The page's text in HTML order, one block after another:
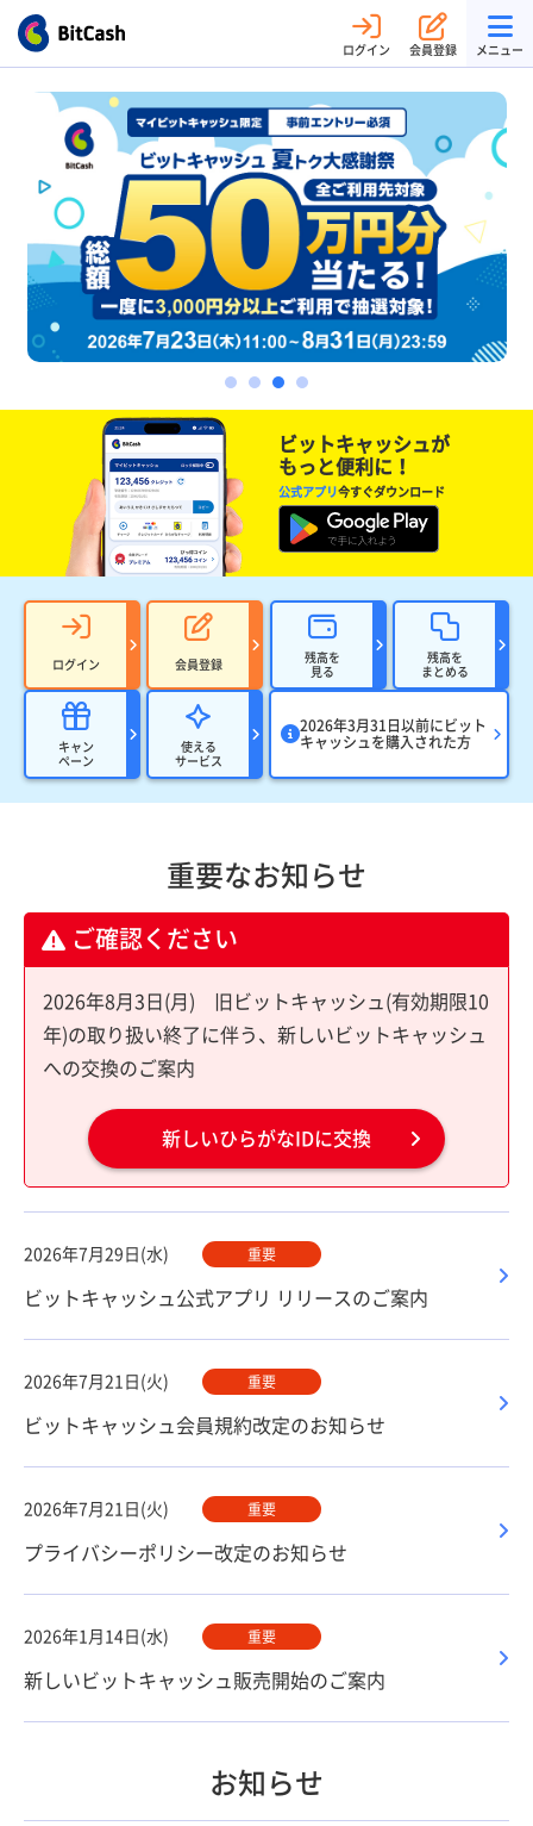
ログイン 会員登録 メニュー
ビットキャッシュが
もっと便利に！
公式アプリ今すぐダウンロード
ログイン 会員登録
残高を
見る
残高を
まとめる
キャン
ペーン
使える
サービス
2026年3月31日以前にビット
キャッシュを購入された方
重要なお知らせ
ご確認ください
2026年8月3日(月) 旧ビットキャッシュ(有効期限10
年)の取り扱い終了に伴う、新しいビットキャッシュ
への交換のご案内
新しいひらがなIDに交換
2026年7月29日(水) 重要
ビットキャッシュ公式アプリ リリースのご案内
2026年7月21日(火) 重要
ビットキャッシュ会員規約改定のお知らせ
2026年7月21日(火) 重要
プライバシーポリシー改定のお知らせ
2026年1月14日(水) 重要
新しいビットキャッシュ販売開始のご案内
お知らせ